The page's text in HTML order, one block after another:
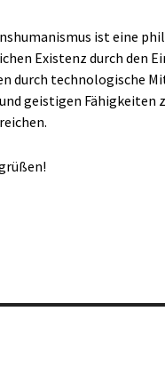
ist eine
Existenz durch den
durch technologische
geistigen Fähigkeiten